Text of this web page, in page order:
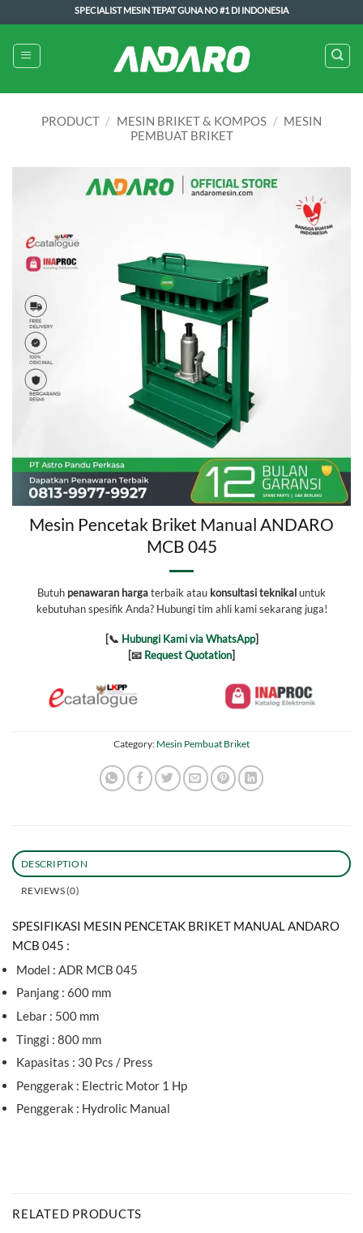
to
content
SPECIALIST MESIN TEPAT GUNA NO #1 DI INDONESIA
PRODUCT / MESIN BRIKET & KOMPOS / MESIN
PEMBUAT BRIKET
Mesin Pencetak Briket Manual ANDARO
MCB 045
Butuh penawaran hargaterbaik atau konsultasi teknikaluntuk
kebutuhan spesifik Anda? Hubungi tim ahli kami sekarang juga!
[📞 Hubungi Kami via WhatsApp]
[📧 Request Quotation]
Category: Mesin Pembuat Briket
DESCRIPTION
REVIEWS (0)
SPESIFIKASI MESIN PENCETAK BRIKET MANUAL ANDARO
MCB 045 :
Model : ADR MCB 045
Panjang : 600 mm
Lebar : 500 mm
Tinggi : 800 mm
Kapasitas : 30 Pcs / Press
Penggerak : Electric Motor 1 Hp
Penggerak : Hydrolic Manual
RELATED PRODUCTS